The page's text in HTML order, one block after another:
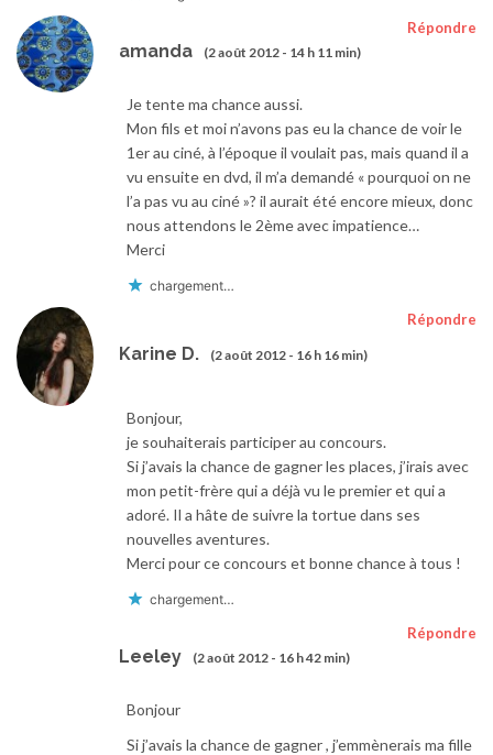
amanda (2 août 2012 - 14 h 11 min)
Répondre
Je tente ma chance aussi.
Mon fils et moi n’avons pas eu la chance de voir le
1er au ciné, à l’époque il voulait pas, mais quand il a
vu ensuite en dvd, il m’a demandé « pourquoi on ne
l’a pas vu au ciné »? il aurait été encore mieux, donc
nous attendons le 2ème avec impatience…
Merci
chargement…
Karine D. (2 août 2012 - 16 h 16 min)
Répondre
Bonjour,
je souhaiterais participer au concours.
Si j’avais la chance de gagner les places, j’irais avec
mon petit-frère qui a déjà vu le premier et qui a
adoré. Il a hâte de suivre la tortue dans ses
nouvelles aventures.
Merci pour ce concours et bonne chance à tous !
chargement…
Leeley (2 août 2012 - 16 h 42 min)
Répondre
Bonjour
Si j’avais la chance de gagner , j’emmènerais ma fille